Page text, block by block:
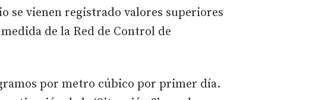
se vienen registrado valores superiores
de la Red de Control de
por metro cúbico por primer día.